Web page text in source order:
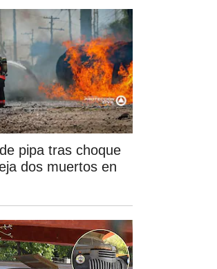
pipa tras choque
dos muertos en